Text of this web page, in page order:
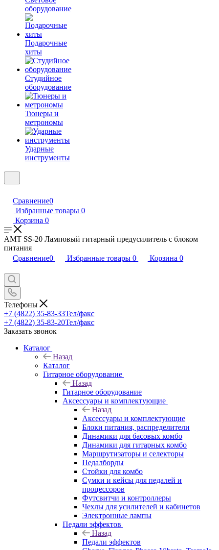
оборудование
Подарочные
хиты
Студийное
оборудование
Тюнеры и
метрономы
Ударные
инструменты
Сравнение0
Избранные товары 0
Корзина 0
AMT SS-20 Ламповый гитарный предусилитель с блоком
питания
Сравнение0 Избранные товары 0 Корзина 0
Телефоны
+7 (4822) 35-83-33Тел/факс
+7 (4822) 35-83-20Тел/факс
Заказать звонок
Каталог
Назад
Каталог
Гитарное оборудование
Назад
Гитарное оборудование
Аксессуары и комплектующие
Назад
Аксессуары и комплектующие
Блоки питания, распределители
Динамики для басовых комбо
Динамики для гитарных комбо
Маршрутизаторы и селекторы
Педалборды
Стойки для комбо
Сумки и кейсы для педалей и
процессоров
Футсвитчи и контроллеры
Чехлы для усилителей и кабинетов
Электронные лампы
Педали эффектов
Назад
Педали эффектов